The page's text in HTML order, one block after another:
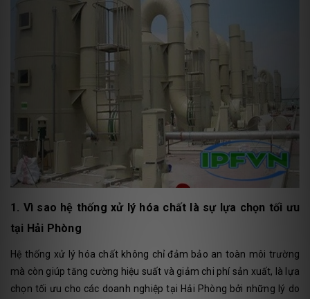
1. Vì sao hệ thống xử lý hóa chất là sự lựa chọn tối ưu
tại Hải Phòng
Hệ thống xử lý hóa chất không chỉ đảm bảo an toàn môi trường
mà còn giúp tăng cường hiệu suất và giảm chi phí sản xuất, là lựa
chọn tối ưu cho các doanh nghiệp tại Hải Phòng bởi những lý do